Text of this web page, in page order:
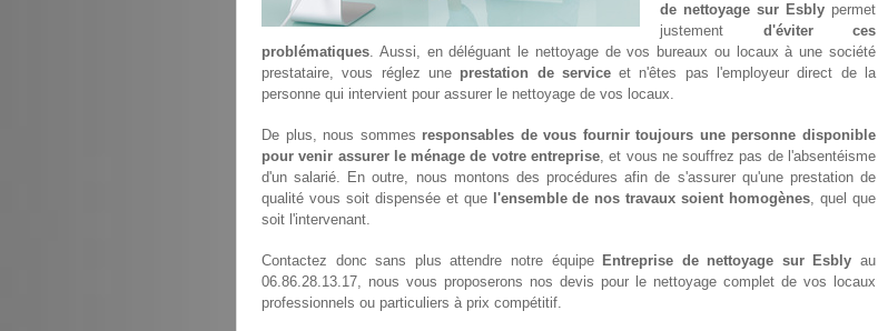
de nettoyage sur Esbly permet
justement d'éviter ces
problématiques. Aussi, en déléguant le nettoyage de vos bureaux ou locaux à une société
prestataire, vous réglez une prestation de serviceet n'êtes pas l'employeur direct de la
personne qui intervient pour assurer le nettoyage de vos locaux.
De plus, nous sommes responsables de vous fournir toujours une personne disponible
pour venir assurer le ménage de votre entreprise, et vous ne souffrez pas de l'absentéisme
d'un salarié. En outre, nous montons des procédures afin de s'assurer qu'une prestation de
qualité vous soit dispensée et que l'ensemble de nos travaux soient homogènes, quel que
soit l'intervenant.
Contactez donc sans plus attendre notre équipe Entreprise de nettoyage sur Esbly au
06.86.28.13.17, nous vous proposerons nos devis pour le nettoyage complet de vos locaux
professionnels ou particuliers à prix compétitif.